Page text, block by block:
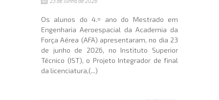
Os alunos do 4.º ano do Mestrado em
Engenharia Aeroespacial da Academia da
Força Aérea (AFA) apresentaram, no dia 23
de junho de 2026, no Instituto Superior
Técnico (IST), o Projeto Integrador de final
da licenciatura,(...)